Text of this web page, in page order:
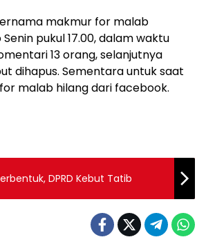
makmur for malab
pukul 17.00, dalam waktu
13 orang, selanjutnya
dihapus. Sementara untuk saat
malab hilang dari facebook.
DPRD Kebut Tatib